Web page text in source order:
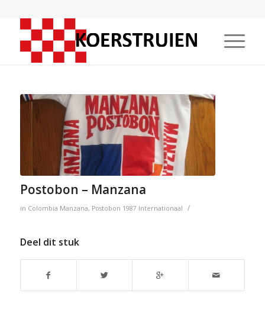
Postobon – Manzana
in Colombia Manzana, Postobon 1987 Internationaal /
Deel dit stuk